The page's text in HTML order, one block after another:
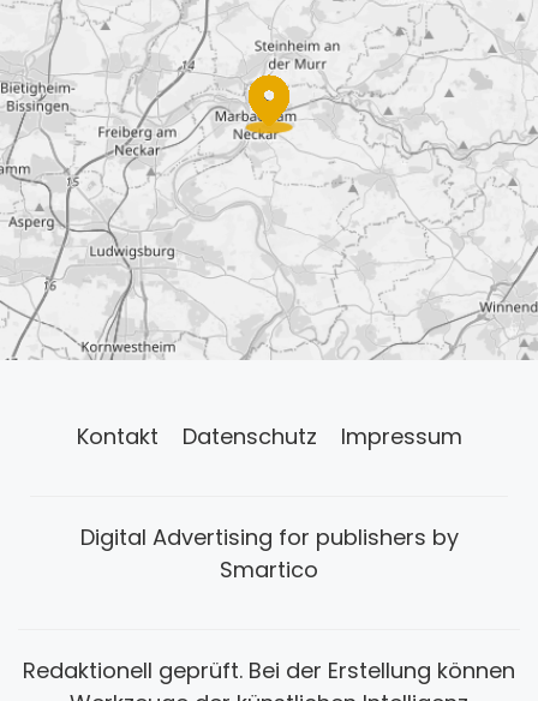
Kontakt Datenschutz Impressum
Digital Advertising for publishers by
Smartico
Redaktionell geprüft. Bei der Erstellung können